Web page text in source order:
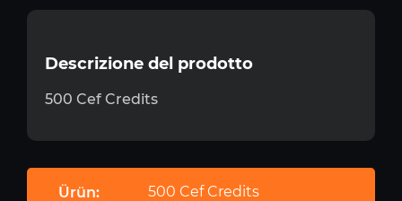
Descrizione del prodotto
500 Cef Credits
500 Cef Credits